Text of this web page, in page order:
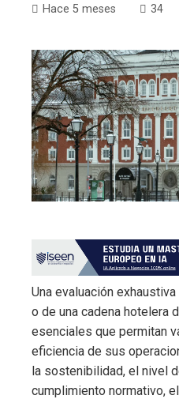
Hace 5 meses
34
Una evaluación
o de una cadena hotelera
esenciales que permitan
eficiencia de sus
la sostenibilidad, el nivel
cumplimiento normativo,